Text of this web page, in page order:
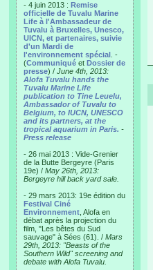
- 4 juin 2013 : Remise
officielle de Tuvalu Marine
Life à l'Ambassadeur de
Tuvalu à Bruxelles, Unesco,
UICN, et partenaires, suivie
d'un Mardi de
l'environnement spécial . -
(Communiqué et Dossier de
presse) / June 4th, 2013:
Alofa Tuvalu hands the
Tuvalu Marine Life
publication to Tine Leuelu,
Ambassador of Tuvalu to
Belgium, to IUCN, UNESCO
and its partners, at the
tropical aquarium in Paris. -
Press release
- 26 mai 2013 : Vide-Grenier
de la Butte Bergeyre (Paris
19e) / May 26th, 2013:
Bergeyre hill back yard sale.
- 29 mars 2013: 19e édition du
Festival Ciné
Environnement , Alofa en
débat après la projection du
film, "Les bêtes du Sud
sauvage" à Sées (61). / Mars
29th, 2013: "Beasts of the
Southern Wild" screening and
debate with Alofa Tuvalu.